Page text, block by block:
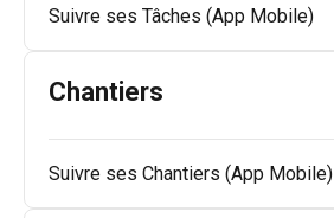
Suivre ses Tâches (App Mobile)
Chantiers
Suivre ses Chantiers (App Mobile)